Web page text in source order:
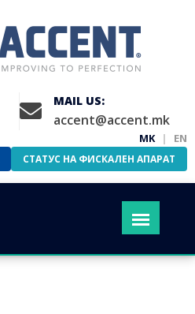
MAIL US:
accent@accent.mk
MK | EN
СТАТУС НА ФИСКАЛЕН АПАРАТ